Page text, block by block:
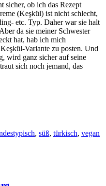
sicher, ob ich das Rezept
(Keşkül) ist nicht schlecht,
etc. Typ. Daher war sie halt
da sie meiner Schwester
hat, hab ich mich
Variante zu posten. Und
wird ganz sicher auf seine
sich noch jemand, das
, süß, türkisch, vegan